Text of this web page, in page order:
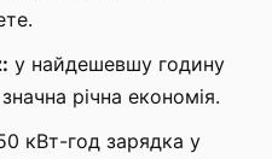
у найдешевшу годину
річна економія.
кВт-год зарядка у